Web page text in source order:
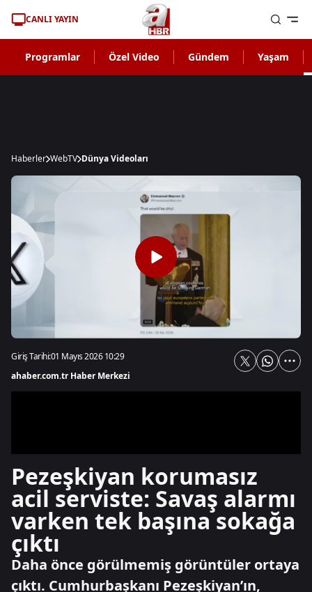
CANLI YAYIN
Programlar Özel Video Gündem Yaşam
Haberler WebTV Dünya Videoları
Giriş Tarihi:01 Mayıs 2026 10:29
ahaber.com.tr Haber Merkezi
Pezeşkiyan korumasız
acil serviste: Savaş alarmı
varken tek başına sokağa
çıktı
Daha önce görülmemiş görüntüler ortaya
çıktı. Cumhurbaşkanı Pezeşkiyan’ın,